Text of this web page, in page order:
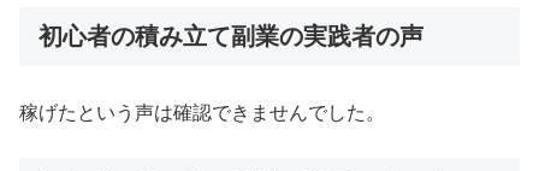
初心者の積み立て副業の実践者の声
稼げたという声は確認できませんでした。